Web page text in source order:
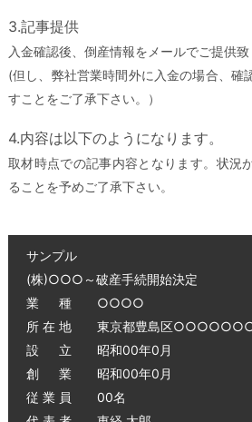
3.記事提供
入金確認後、倒産情報をメールでご提供致
(但し、弊社営業時間外に入金の場合、確
すことをご了承下さい。）
4.内容は以下のようになります。
取材時点での記事内容となります。状況
ることを予めご了承下さい。
サンプル
(株)○○○～破産手続開始決定
業 種 ○○○○
所 在 地 東京都豊島区
設 立 昭和00年0月
創 業 昭和00年0月
従 業 員 00名